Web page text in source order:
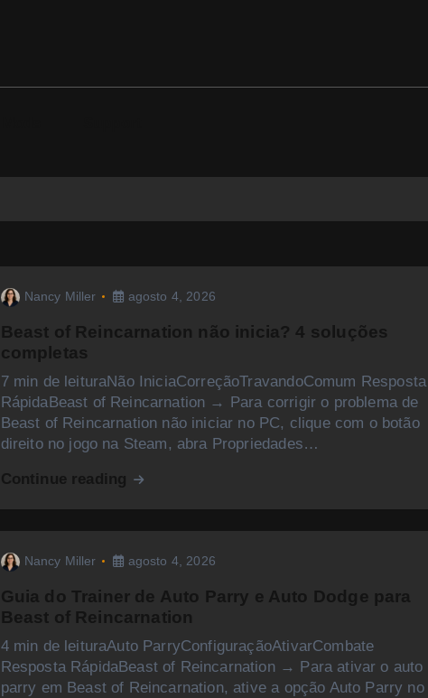
Nancy Miller agosto 4, 2026
Beast of Reincarnation não inicia? 4 soluções
completas
7 min de leituraNão IniciaCorreçãoTravandoComum Resposta
RápidaBeast of Reincarnation → Para corrigir o problema de
Beast of Reincarnation não iniciar no PC, clique com o botão
direito no jogo na Steam, abra Propriedades…
Continue reading
Nancy Miller agosto 4, 2026
Guia do Trainer de Auto Parry e Auto Dodge para
Beast of Reincarnation
4 min de leituraAuto ParryConfiguraçãoAtivarCombate
Resposta RápidaBeast of Reincarnation → Para ativar o auto
parry em Beast of Reincarnation, ative a opção Auto Parry no